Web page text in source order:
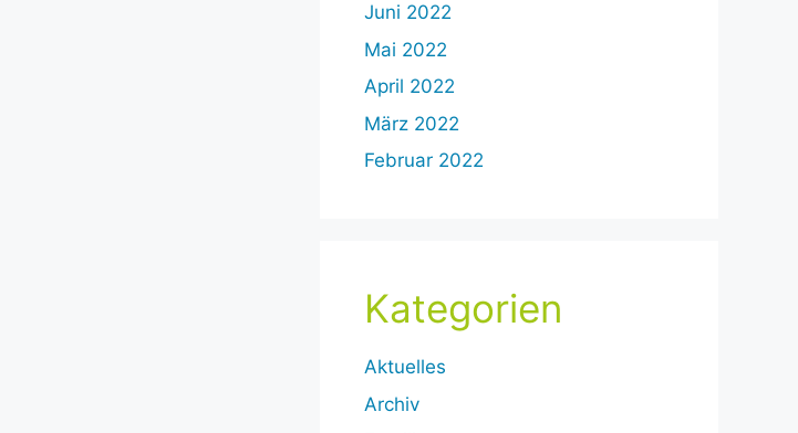
Juni 2022
Mai 2022
April 2022
März 2022
Februar 2022
Kategorien
Aktuelles
Archiv